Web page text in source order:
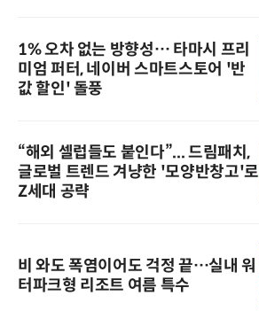
1% 오차 없는 방향성… 타마시 프리
미엄 퍼터, 네이버 스마트스토어 '반
값 할인' 돌풍
“해외 셀럽들도 붙인다”... 드림패치,
글로벌 트렌드 겨냥한 '모양반창고'로
Z세대 공략
비 와도 폭염이어도 걱정 끝…실내 워
터파크형 리조트 여름 특수